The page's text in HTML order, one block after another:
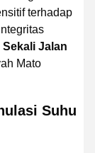
terhadap
Sekali Jalan
Mato
Suhu